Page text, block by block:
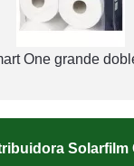
One grande
Solarfilm